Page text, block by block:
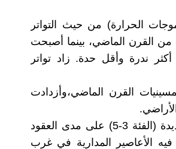
الحرارة) من حيث التواتر
القرن الماضي، بينما أصبحت
ندرة وأقل حدة. زاد تواتر
القرن الماضي،وأزدادت
زادت الحصة العالمية من الأعاصير المدارية الشديدة (الفئة 3-5) على مدى العقود
الأعاصير المدارية في غرب